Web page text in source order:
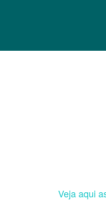
Veja aqui